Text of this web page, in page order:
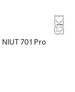
701 Pro
выбранный способом